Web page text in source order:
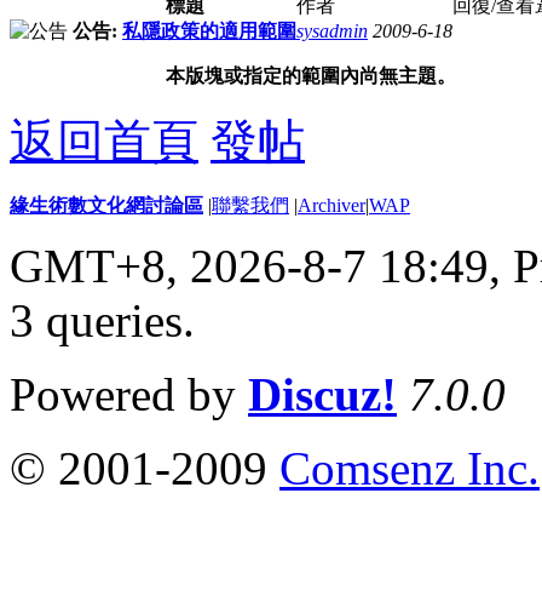
標題 作者 回復/查看
公告: 私隱政策的適用範圍sysadmin 2009-6-18
本版塊或指定的範圍內尚無主題。
返回首頁 發帖
緣生術數文化網討論區 |聯繫我們 |Archiver|WAP
GMT+8, 2026-8-7 18:49,
3 queries.
Powered by Discuz! 7.0.0
© 2001-2009 Comsenz Inc.